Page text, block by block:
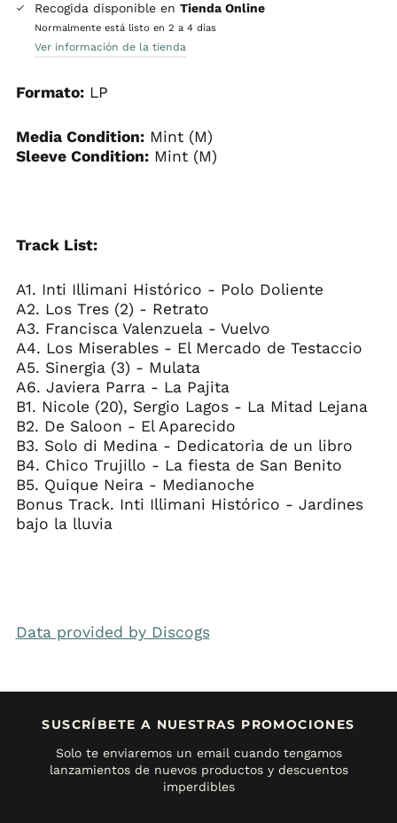
Recogida disponible en Tienda Online
Normalmente está listo en 2 a 4 días
Ver información de la tienda
Formato:LP
Media Condition:Mint (M)
Sleeve Condition:Mint (M)
Track List:
A1. Inti Illimani Histórico - Polo Doliente
A2. Los Tres (2) - Retrato
A3. Francisca Valenzuela - Vuelvo
A4. Los Miserables - El Mercado de Testaccio
A5. Sinergia (3) - Mulata
A6. Javiera Parra - La Pajita
B1. Nicole (20), Sergio Lagos - La Mitad Lejana
B2. De Saloon - El Aparecido
B3. Solo di Medina - Dedicatoria de un libro
B4. Chico Trujillo - La fiesta de San Benito
B5. Quique Neira - Medianoche
Bonus Track. Inti Illimani Histórico - Jardines
bajo la lluvia
Data provided by Discogs
SUSCRÍBETE A NUESTRAS PROMOCIONES
Solo te enviaremos un email cuando tengamos
lanzamientos de nuevos productos y descuentos
imperdibles